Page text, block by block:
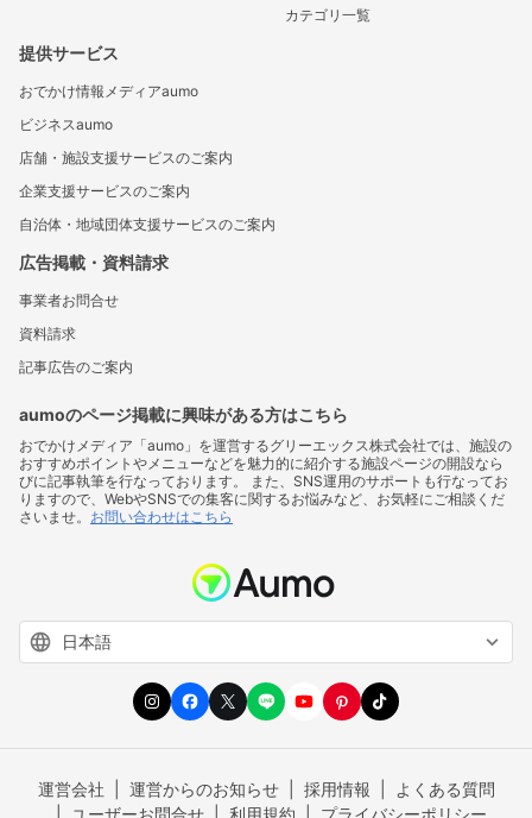
カテゴリ一覧
提供サービス
おでかけ情報メディアaumo
ビジネスaumo
店舗・施設支援サービスのご案内
企業支援サービスのご案内
自治体・地域団体支援サービスのご案内
広告掲載・資料請求
事業者お問合せ
資料請求
記事広告のご案内
aumoのページ掲載に興味がある方はこちら
おでかけメディア「aumo」を運営するグリーエックス株式会社では、施設の
おすすめポイントやメニューなどを魅力的に紹介する施設ページの開設なら
びに記事執筆を行なっております。 また、SNS運用のサポートも行なってお
りますので、WebやSNSでの集客に関するお悩みなど、お気軽にご相談くだ
さいませ。 お問い合わせはこちら
運営会社 運営からのお知らせ 採用情報
よくある質問
ユーザーお問合せ
利用規約 プライバシーポリシー